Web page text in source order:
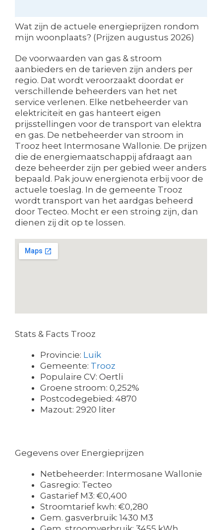
Wat zijn de actuele energieprijzen rondom
mijn woonplaats? (Prijzen augustus 2026)
De voorwaarden van gas & stroom
aanbieders en de tarieven zijn anders per
regio. Dat wordt veroorzaakt doordat er
verschillende beheerders van het net
service verlenen. Elke netbeheerder van
elektriciteit en gas hanteert eigen
prijsstellingen voor de transport van elektra
en gas. De netbeheerder van stroom in
Trooz heet Intermosane Wallonie. De prijzen
die de energiemaatschappij afdraagt aan
deze beheerder zijn per gebied weer anders
bepaald. Pak jouw energienota erbij voor de
actuele toeslag. In de gemeente Trooz
wordt transport van het aardgas beheerd
door Tecteo. Mocht er een stroing zijn, dan
dienen zij dit op te lossen.
Stats & Facts Trooz
Provincie: Luik
Gemeente: Trooz
Populaire CV: Oertli
Groene stroom: 0,252%
Postcodegebied: 4870
Mazout: 2920 liter
Gegevens over Energieprijzen
Netbeheerder: Intermosane Wallonie
Gasregio: Tecteo
Gastarief M3: €0,400
Stroomtarief kwh: €0,280
Gem. gasverbruik: 1430 M3